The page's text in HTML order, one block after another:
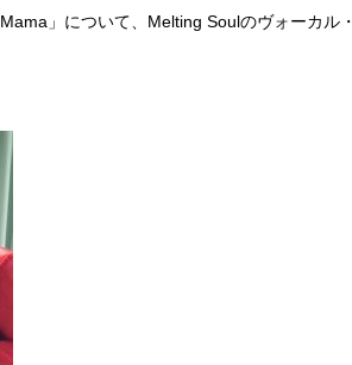
」について、Melting Soulのヴォーカル・